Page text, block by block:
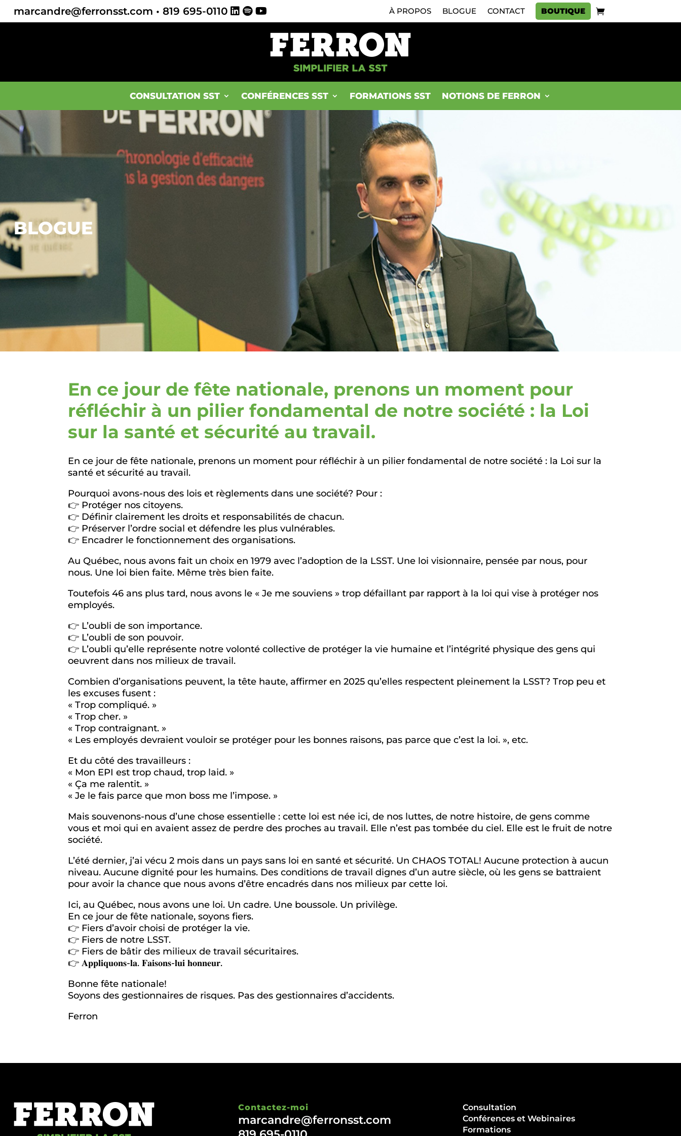
marcandre@ferronsst.com • 819 695-0110 À PROPOS BLOGUE CONTACT BOUTIQUE
CONSULTATION SST CONFÉRENCES SST FORMATIONS SST NOTIONS DE FERRON
BLOGUE
En ce jour de fête nationale, prenons un moment pour
réfléchir à un pilier fondamental de notre société : la Loi
sur la santé et sécurité au travail.
En ce jour de fête nationale, prenons un moment pour réfléchir à un pilier fondamental de notre société : la Loi sur la
santé et sécurité au travail.
Pourquoi avons-nous des lois et règlements dans une société? Pour :
👉 Protéger nos citoyens.
👉 Définir clairement les droits et responsabilités de chacun.
👉 Préserver l’ordre social et défendre les plus vulnérables.
👉 Encadrer le fonctionnement des organisations.
Au Québec, nous avons fait un choix en 1979 avec l’adoption de la LSST. Une loi visionnaire, pensée par nous, pour
nous. Une loi bien faite. Même très bien faite.
Toutefois 46 ans plus tard, nous avons le « Je me souviens » trop défaillant par rapport à la loi qui vise à protéger nos
employés.
👉 L’oubli de son importance.
👉 L’oubli de son pouvoir.
👉 L’oubli qu’elle représente notre volonté collective de protéger la vie humaine et l’intégrité physique des gens qui
oeuvrent dans nos milieux de travail.
Combien d’organisations peuvent, la tête haute, affirmer en 2025 qu’elles respectent pleinement la LSST? Trop peu et
les excuses fusent :
« Trop compliqué. »
« Trop cher. »
« Trop contraignant. »
« Les employés devraient vouloir se protéger pour les bonnes raisons, pas parce que c’est la loi. », etc.
Et du côté des travailleurs :
« Mon EPI est trop chaud, trop laid. »
« Ça me ralentit. »
« Je le fais parce que mon boss me l’impose. »
Mais souvenons-nous d’une chose essentielle : cette loi est née ici, de nos luttes, de notre histoire, de gens comme
vous et moi qui en avaient assez de perdre des proches au travail. Elle n’est pas tombée du ciel. Elle est le fruit de notre
société.
L’été dernier, j’ai vécu 2 mois dans un pays sans loi en santé et sécurité. Un CHAOS TOTAL! Aucune protection à aucun
niveau. Aucune dignité pour les humains. Des conditions de travail dignes d’un autre siècle, où les gens se battraient
pour avoir la chance que nous avons d’être encadrés dans nos milieux par cette loi.
Ici, au Québec, nous avons une loi. Un cadre. Une boussole. Un privilège.
En ce jour de fête nationale, soyons fiers.
👉 Fiers d’avoir choisi de protéger la vie.
👉 Fiers de notre LSST.
👉 Fiers de bâtir des milieux de travail sécuritaires.
👉 𝐀𝐩𝐩𝐥𝐢𝐪𝐮𝐨𝐧𝐬-𝐥𝐚. 𝐅𝐚𝐢𝐬𝐨𝐧𝐬-𝐥𝐮𝐢 𝐡𝐨𝐧𝐧𝐞𝐮𝐫.
Bonne fête nationale!
Soyons des gestionnaires de risques. Pas des gestionnaires d’accidents.
Ferron
Contactez-moi
marcandre@ferronsst.com
Consultation
Conférences et Webinaires
Formations